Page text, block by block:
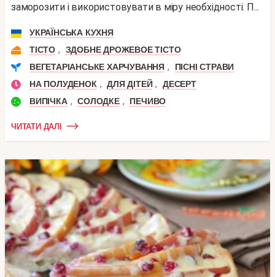
заморозити і використовувати в міру необхідності. П...
УКРАЇНСЬКА КУХНЯ
ТІСТО ,
ЗДОБНЕ ДРОЖЕВОЕ ТІСТО
ВЕГЕТАРІАНСЬКЕ ХАРЧУВАННЯ ,
ПІСНІ СТРАВИ
НА ПОЛУДЕНОК , ДЛЯ ДІТЕЙ ,
ДЕСЕРТ
ВИПІЧКА , СОЛОДКЕ , ПЕЧИВО
ЧИТАТИ ДАЛІ